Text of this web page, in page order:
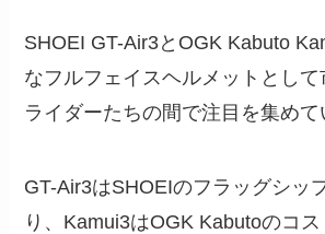
SHOEI GT-Air3とOGK Kabuto
なフルフェイスヘルメットとして
ライダーたちの間で注目を集めて
GT-Air3はSHOEIのフラッグシッ
り、Kamui3はOGK Kabutoのコ